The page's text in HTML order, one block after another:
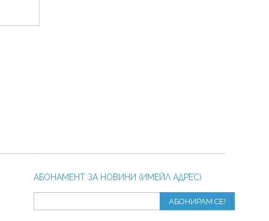
АБОНАМЕНТ ЗА НОВИНИ (ИМЕЙЛ АДРЕС)
АБОНИРАМ СЕ!